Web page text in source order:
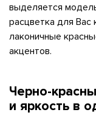
выделяется
расцветка для Вас
лаконичные
акцентов.
Черно-
и яркость в